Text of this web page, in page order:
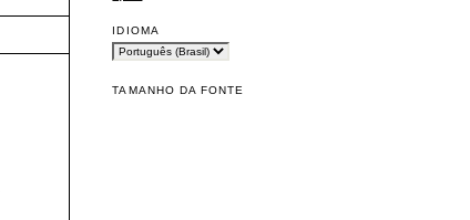
IDIOMA
TAMANHO DA FONTE